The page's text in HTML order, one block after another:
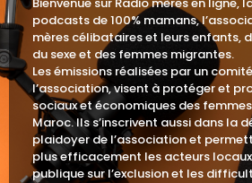
défense
des
enfants
Lecteur00:00
podcasts de 100% mamans,
mères célibataires et leurs enfants,
du sexe et des femmes migrantes.
Les émissions réalisées par un
l’association, visent à protéger et
sociaux et économiques des
Maroc. Ils s’inscrivent aussi dans la
plaidoyer de l’association et
plus efficacement les acteurs locaux
publique sur l’exclusion et les